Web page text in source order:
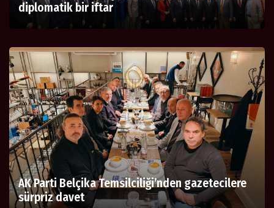
diplomatik bir iftar
AK Parti Belçika Temsilciliği’nden gazetecilere
sürpriz davet